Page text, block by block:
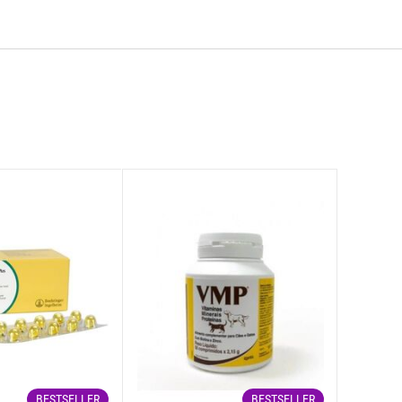
σεληνιομεθειονίνη 60mg, άνυδρο ιωδιούχο ασβέστιο 2.4mg,
BESTSELLER BESTSELLER